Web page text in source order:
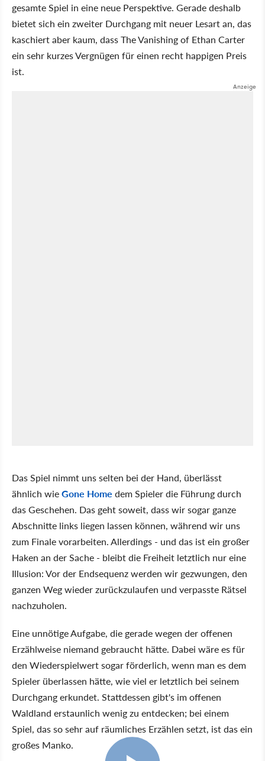
gesamte Spiel in eine neue Perspektive. Gerade deshalb
bietet sich ein zweiter Durchgang mit neuer Lesart an, das
kaschiert aber kaum, dass The Vanishing of Ethan Carter
ein sehr kurzes Vergnügen für einen recht happigen Preis
ist.
Das Spiel nimmt uns selten bei der Hand, überlässt
ähnlich wieGone Home dem Spieler die Führung durch
das Geschehen. Das geht soweit, dass wir sogar ganze
Abschnitte links liegen lassen können, während wir uns
zum Finale vorarbeiten. Allerdings - und das ist ein großer
Haken an der Sache - bleibt die Freiheit letztlich nur eine
Illusion: Vor der Endsequenz werden wir gezwungen, den
ganzen Weg wieder zurückzulaufen und verpasste Rätsel
nachzuholen.
Eine unnötige Aufgabe, die gerade wegen der offenen
Erzählweise niemand gebraucht hätte. Dabei wäre es für
den Wiederspielwert sogar förderlich, wenn man es dem
Spieler überlassen hätte, wie viel er letztlich bei seinem
Durchgang erkundet. Stattdessen gibt's im offenen
Waldland erstaunlich wenig zu entdecken; bei einem
Spiel, das so sehr auf räumliches Erzählen setzt, ist das ein
großes Manko.